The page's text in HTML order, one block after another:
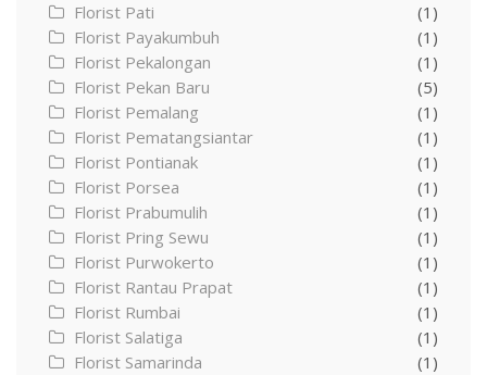
Florist Pati
(1)
Florist Payakumbuh
(1)
Florist Pekalongan
(1)
Florist Pekan Baru
(5)
Florist Pemalang
(1)
Florist Pematangsiantar
(1)
Florist Pontianak
(1)
Florist Porsea
(1)
Florist Prabumulih
(1)
Florist Pring Sewu
(1)
Florist Purwokerto
(1)
Florist Rantau Prapat
(1)
Florist Rumbai
(1)
Florist Salatiga
(1)
Florist Samarinda
(1)